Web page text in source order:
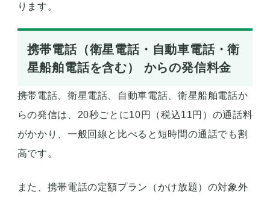
ります。
携帯電話（衛星電話・自動車電話・衛
星船舶電話を含む） からの発信料金
携帯電話、衛星電話、自動車電話、衛星船舶電話か
らの発信は、20秒ごとに10円（税込11円）の通話料
がかかり、一般回線と比べると短時間の通話でも割
高です。
また、携帯電話の定額プラン（かけ放題）の対象外